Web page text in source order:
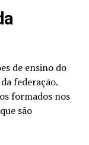
de ensino do
federação.
formados nos
são